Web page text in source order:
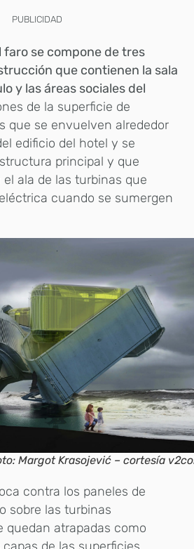
PUBLICIDAD
faro se compone de tres
que contienen la sala
y las áreas sociales del
de la superficie de
que se envuelven alrededor
edificio del hotel y se
principal y que
ala de las turbinas que
cuando se sumergen
Margot Krasojević – cortesía
contra los paneles de
sobre las turbinas
quedan atrapadas como